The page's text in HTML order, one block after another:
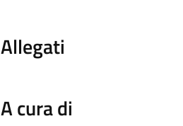
Allegati
A cura di